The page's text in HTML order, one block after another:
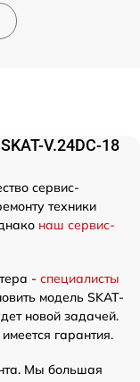
V.24DC-18
сервис-
техники
наш сервис-
- специалисты
модель SKAT-
новой задачей.
гарантия.
Мы большая